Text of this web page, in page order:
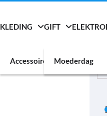
KLEDING
Accessoires
GIFT
Moederdag